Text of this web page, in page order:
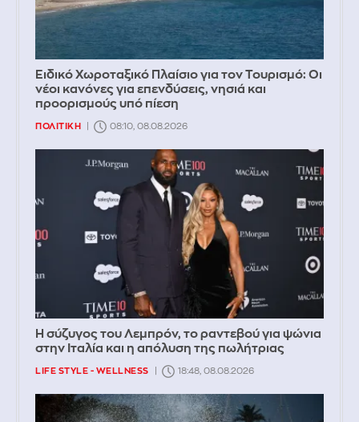
Ειδικό Χωροταξικό Πλαίσιο για τον Τουρισμό: Οι
νέοι κανόνες για επενδύσεις, νησιά και
προορισμούς υπό πίεση
ΠΟΛΙΤΙΚΗ 08:10, 08.08.2026
Η σύζυγος του Λεμπρόν, το ραντεβού για ψώνια
στην Ιταλία και η απόλυση της πωλήτριας
LIFE STYLE - WELLNESS 18:48, 08.08.2026